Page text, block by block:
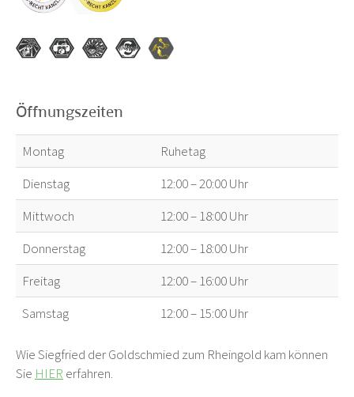
Öffnungszeiten
Montag
Ruhetag
Dienstag
12:00 – 20:00 Uhr
Mittwoch
12:00 – 18:00 Uhr
Donnerstag
12:00 – 18:00 Uhr
Freitag
12:00 – 16:00 Uhr
Samstag
12:00 – 15:00 Uhr
Wie Siegfried der Goldschmied zum Rheingold kam können
Sie HIER erfahren.